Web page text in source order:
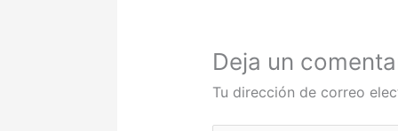
Deja un
Tu dirección de correo